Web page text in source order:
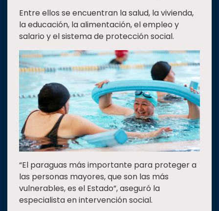
Entre ellos se encuentran la salud, la vivienda,
la educación, la alimentación, el empleo y
salario y el sistema de protección social.
“El paraguas más importante para proteger a
las personas mayores, que son las más
vulnerables, es el Estado”, aseguró la
especialista en intervención social.